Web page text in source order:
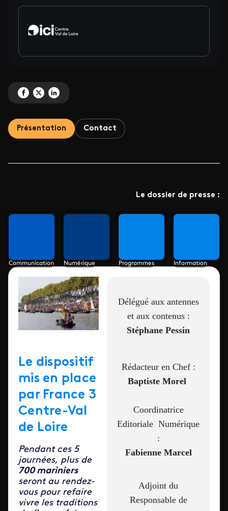
Partagez 'Le plus grand rassemblement de la marine fluviale' sur Facebook
Partagez 'Le plus grand rassemblement de la marine fluviale' sur X
Partagez 'Le plus grand rassemblement de la marine fluviale' sur
Présentation Contact
Le dossier de presse :
Communication Numérique Programmes Information
Le dispositif
mis en place
par France 3
Centre-Val
de Loire
Pendant ces 5
journées, plus de
700 mariniers
seront au rendez-
vous pour refaire
vivre les traditions
Délégué aux antennes
et aux contenus :
Stéphane Pessin
Rédacteur en Chef :
Baptiste Morel
Coordinatrice
Editoriale Numérique
:
Fabienne Marcel
Adjoint du
Responsable de